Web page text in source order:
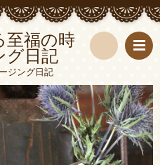
至福の時
グ日記
ジング日記
索